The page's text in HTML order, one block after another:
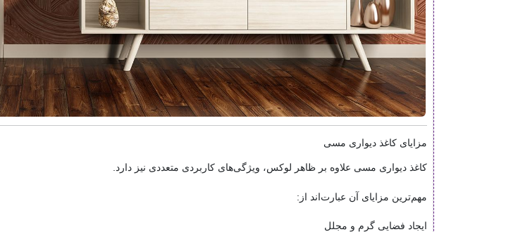
مزایای کاغذ دیواری مسی
کاغذ دیواری مسی علاوه بر ظاهر لوکس، ویژگی‌های کاربردی متعددی نیز دارد.
مهم‌ترین مزایای آن عبارت‌اند از:
ایجاد فضایی گرم و مجلل